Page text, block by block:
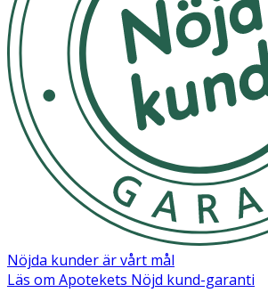
Nöjda kunder är vårt mål
Läs om Apotekets Nöjd kund-garanti